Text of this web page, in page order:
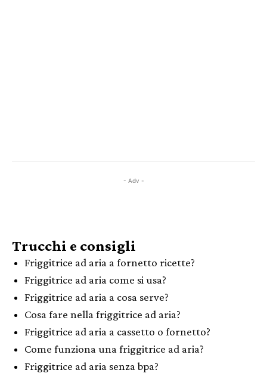
- Adv -
Trucchi e consigli
Friggitrice ad aria a fornetto ricette?
Friggitrice ad aria come si usa?
Friggitrice ad aria a cosa serve?
Cosa fare nella friggitrice ad aria?
Friggitrice ad aria a cassetto o fornetto?
Come funziona una friggitrice ad aria?
Friggitrice ad aria senza bpa?